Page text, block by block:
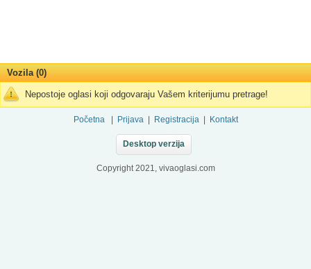
Vozila (0)
Nepostoje oglasi koji odgovaraju Vašem kriterijumu pretrage!
Početna Prijava Registracija Kontakt
Desktop verzija
Copyright 2021, vivaoglasi.com